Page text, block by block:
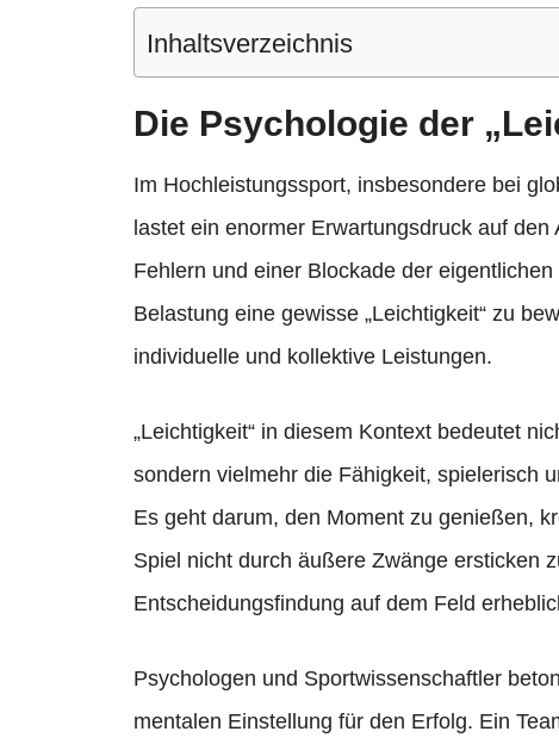
Inhaltsverzeichnis
Die Psychologie der
Im Hochleistungssport, insbesondere bei
lastet ein enormer Erwartungsdruck auf
Fehlern und einer Blockade der
Belastung eine gewisse „Leichtigkeit“ zu
individuelle und kollektive Leistungen.
„Leichtigkeit“ in diesem Kontext bedeutet
sondern vielmehr die Fähigkeit, spielerisch
Es geht darum, den Moment zu genießen,
Spiel nicht durch äußere Zwänge ersticken
Entscheidungsfindung auf dem Feld
Psychologen und Sportwissenschaftler
mentalen Einstellung für den Erfolg. Ein